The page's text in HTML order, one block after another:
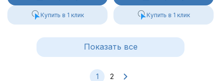
Купить в 1 клик Купить в 1 клик
Показать все
1 2